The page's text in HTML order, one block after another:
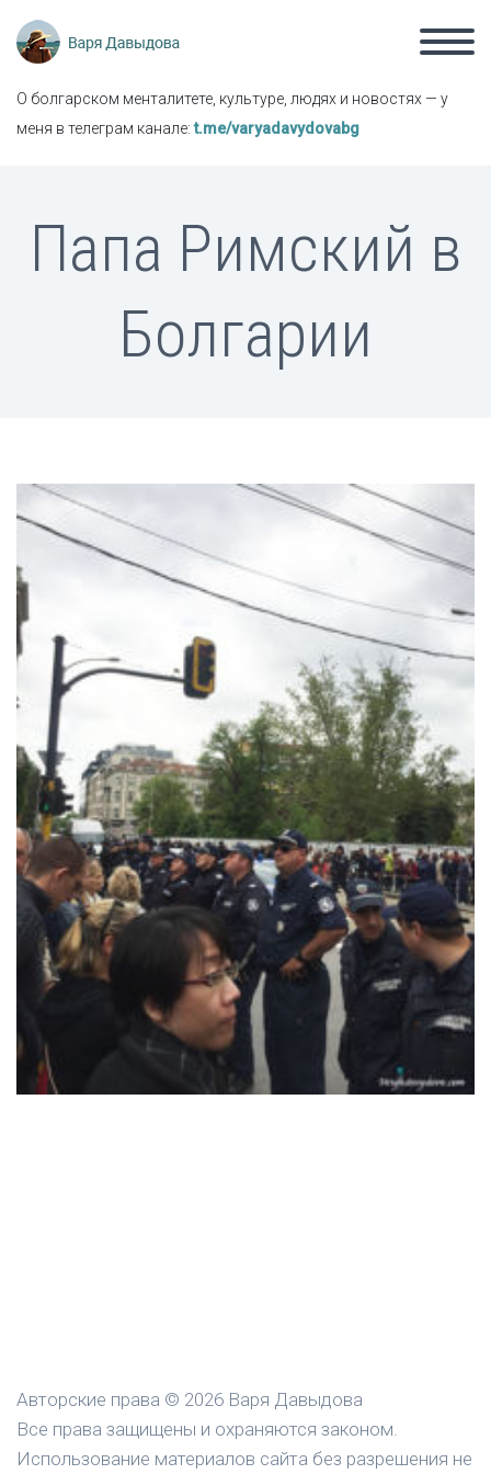
О болгарском менталитете, культуре, людях и новостях — у
меня в телеграм канале:t.me/varyadavydovabg
Папа Римский в
Болгарии
Авторские права © 2026 Варя Давыдова
Все права защищены и охраняются законом.
Использование материалов сайта без разрешения не